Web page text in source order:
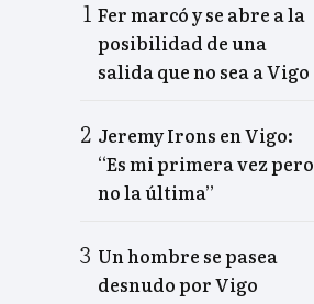
Fer marcó y se abre a la
posibilidad de una
salida que no sea a Vigo
Jeremy Irons en Vigo:
“Es mi primera vez pero
no la última”
Un hombre se pasea
desnudo por Vigo